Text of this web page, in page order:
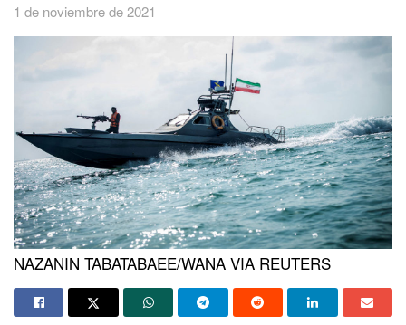
1 de noviembre de 2021
NAZANIN TABATABAEE/WANA VIA REUTERS